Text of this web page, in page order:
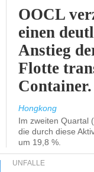
OOCL
einen
Anstieg
Flotte
Container.
Hongkong
Im zweiten Quartal
die durch diese
um 19,8 %.
UNFÄLLE